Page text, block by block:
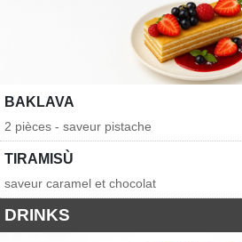
BAKLAVA
2 pièces - saveur pistache
TIRAMISÙ
saveur caramel et chocolat
DRINKS